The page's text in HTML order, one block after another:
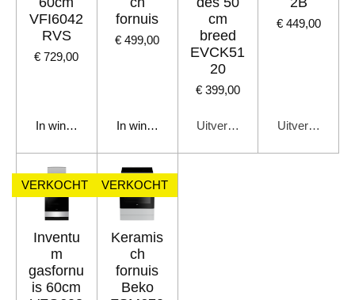
VFI6042
RVS
€ 729,00
In winkelwagen
fornuis
€ 499,00
In winkelwagen
cm
breed
EVCK51
20
€ 399,00
Uitverkocht
€ 449,00
Uitverkocht
VERKOCHT
Inventu
m
gasfornu
is 60cm
VERKOCHT
Keramis
ch
fornuis
Beko